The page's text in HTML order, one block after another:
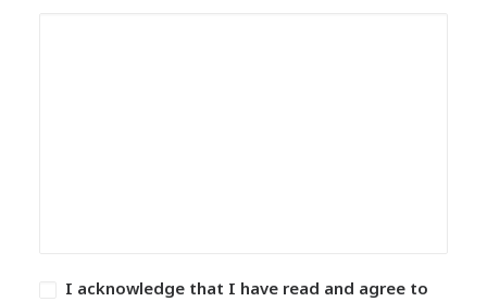
I acknowledge that I have read and agree to